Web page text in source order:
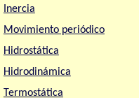
Inercia
Movimiento periódico
Hidrostática
Hidrodinámica
Termostática